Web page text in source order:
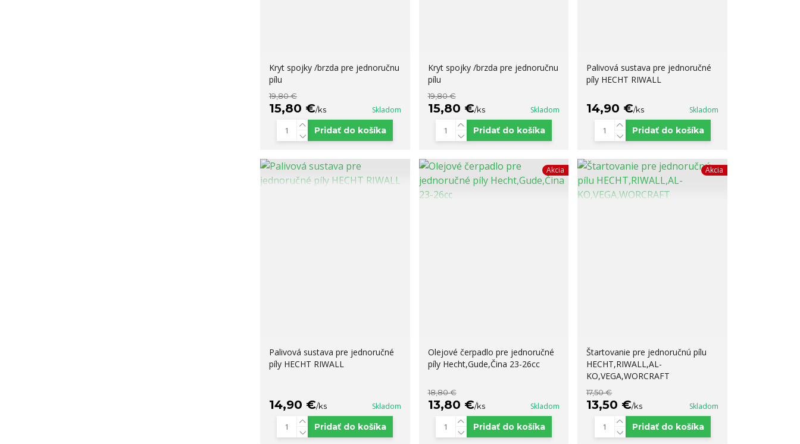
Kryt spojky /brzda pre jednoručnu
pílu
19,80 €
15,80 €/ks Skladom
Pridať do košíka
Kryt spojky /brzda pre jednoručnu
pílu
19,80 €
15,80 €/ks Skladom
Pridať do košíka
Palivová sustava pre jednoručné
píly HECHT RIWALL
14,90 €/ks Skladom
Pridať do košíka
Palivová sustava pre jednoručné
píly HECHT RIWALL
14,90 €/ks Skladom
Pridať do košíka
Akcia
Olejové čerpadlo pre jednoručné
píly Hecht,Gude,Čina 23-26cc
18,80 €
13,80 €/ks Skladom
Pridať do košíka
Akcia
Štartovanie pre jednoručnú pílu
HECHT,RIWALL,AL-
KO,VEGA,WORCRAFT
17,50 €
13,50 €/ks Skladom
Pridať do košíka